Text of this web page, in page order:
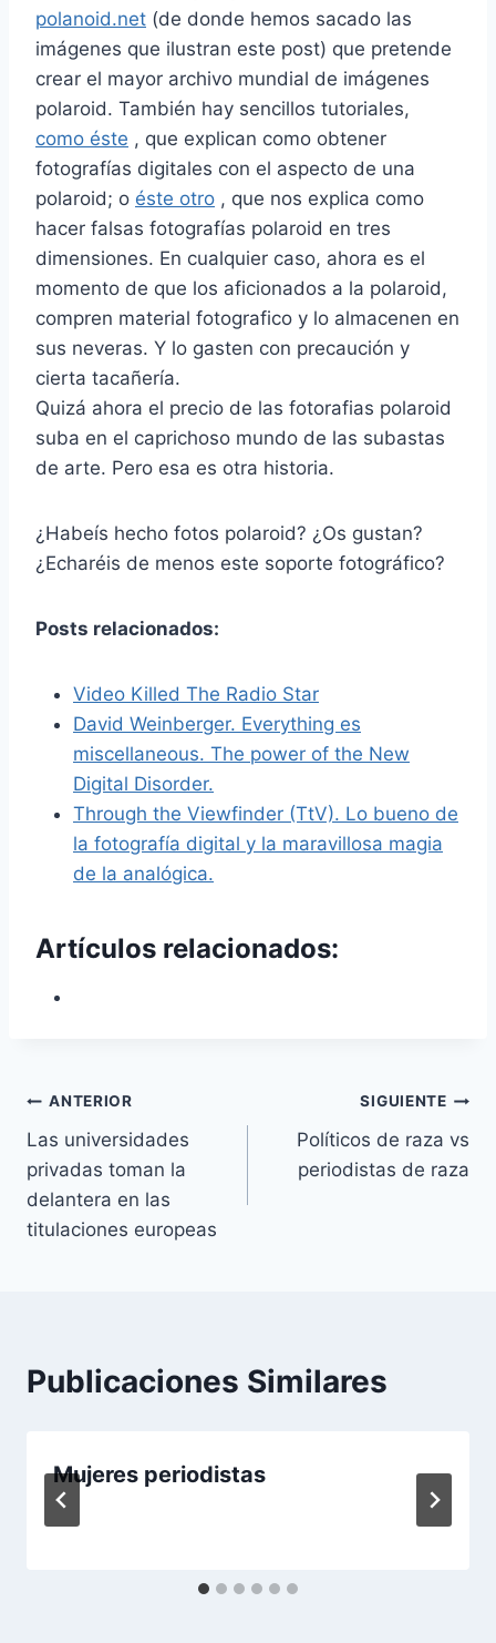
polanoid.net (de donde hemos sacado las
imágenes que ilustran este post) que pretende
crear el mayor archivo mundial de imágenes
polaroid. También hay sencillos tutoriales,
como éste , que explican como obtener
fotografías digitales con el aspecto de una
polaroid; o éste otro , que nos explica como
hacer falsas fotografías polaroid en tres
dimensiones. En cualquier caso, ahora es el
momento de que los aficionados a la polaroid,
compren material fotografico y lo almacenen en
sus neveras. Y lo gasten con precaución y
cierta tacañería.
Quizá ahora el precio de las fotorafias polaroid
suba en el caprichoso mundo de las subastas
de arte. Pero esa es otra historia.
¿Habeís hecho fotos polaroid? ¿Os gustan?
¿Echaréis de menos este soporte fotográfico?
Posts relacionados:
Video Killed The Radio Star
David Weinberger. Everything es
miscellaneous. The power of the New
Digital Disorder.
Through the Viewfinder (TtV). Lo bueno de
la fotografía digital y la maravillosa magia
de la analógica.
Artículos relacionados:
Navegación
de
entradas
ANTERIOR
Las universidades
privadas toman la
delantera en las
titulaciones europeas
SIGUIENTE
Políticos de raza vs
periodistas de raza
Publicaciones Similares
Mujeres periodistas